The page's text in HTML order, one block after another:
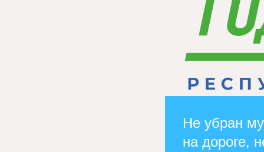
Не убран
на дороге,